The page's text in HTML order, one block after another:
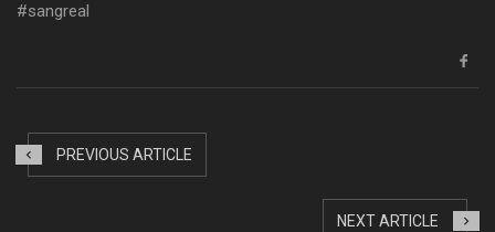
sangreal
PREVIOUS ARTICLE
NEXT ARTICLE